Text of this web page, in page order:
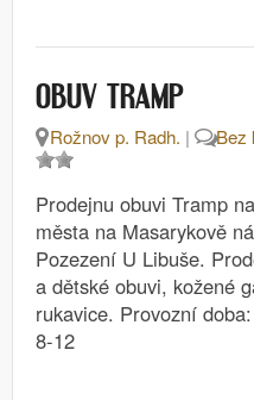
OBUV TRAMP
Rožnov p. Radh. | Bez
Prodejnu obuvi Tramp
města na Masarykově
Pozezení U Libuše.
a dětské obuvi, kožené
rukavice. Provozní
8-12